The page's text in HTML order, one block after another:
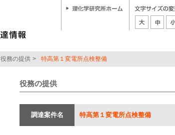
役務の提供 > 特高第１変電所点検整備
役務の提供
調達案件名 特高第１変電所点検整備